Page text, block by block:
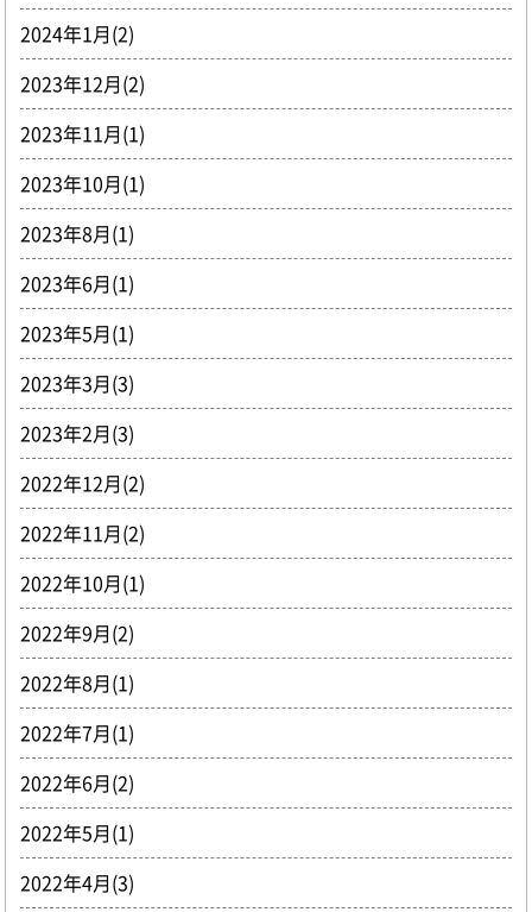
2024年1月(2)
2023年12月(2)
2023年11月(1)
2023年10月(1)
2023年8月(1)
2023年6月(1)
2023年5月(1)
2023年3月(3)
2023年2月(3)
2022年12月(2)
2022年11月(2)
2022年10月(1)
2022年9月(2)
2022年8月(1)
2022年7月(1)
2022年6月(2)
2022年5月(1)
2022年4月(3)